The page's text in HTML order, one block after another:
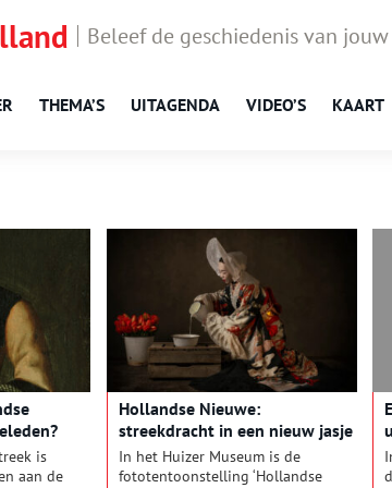
Beleef de geschiedenis van
THEMA’S UITAGENDA VIDEO’S KAART
is
aan de
Hollandse Nieuwe:
streekdracht in een nieuw jasje
In het Huizer Museum is de
fototentoonstelling ‘Hollandse